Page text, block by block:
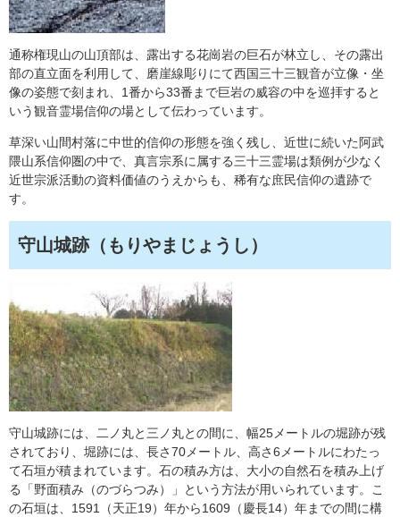
通称権現山の山頂部は、露出する花崗岩の巨石が林立し、その露出
部の直立面を利用して、磨崖線彫りにて西国三十三観音が立像・坐
像の姿態で刻まれ、1番から33番まで巨岩の威容の中を巡拝すると
いう観音霊場信仰の場として伝わっています。
草深い山間村落に中世的信仰の形態を強く残し、近世に続いた阿武
隈山系信仰圏の中で、真言宗系に属する三十三霊場は類例が少なく
近世宗派活動の資料価値のうえからも、稀有な庶民信仰の遺跡で
す。
守山城跡（もりやまじょうし）
守山城跡には、二ノ丸と三ノ丸との間に、幅25メートルの堀跡が残
されており、堀跡には、長さ70メートル、高さ6メートルにわたっ
て石垣が積まれています。石の積み方は、大小の自然石を積み上げ
る「野面積み（のづらつみ）」という方法が用いられています。こ
の石垣は、1591（天正19）年から1609（慶長14）年までの間に構